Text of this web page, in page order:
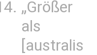
„Größer
als
[australis